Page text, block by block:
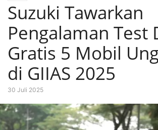
Suzuki Tawarkan
Pengalaman Test
Gratis 5 Mobil
di GIIAS 2025
30 Juli 2025